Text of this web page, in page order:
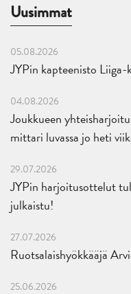
Uusimmat
05.08.2026
JYPin kapteenisto
04.08.2026
Joukkueen
mittari luvassa jo heti
29.07.2026
JYPin harjoitusottelut
julkaistu!
27.07.2026
Ruotsalaishyökkääjä
25.06.2026